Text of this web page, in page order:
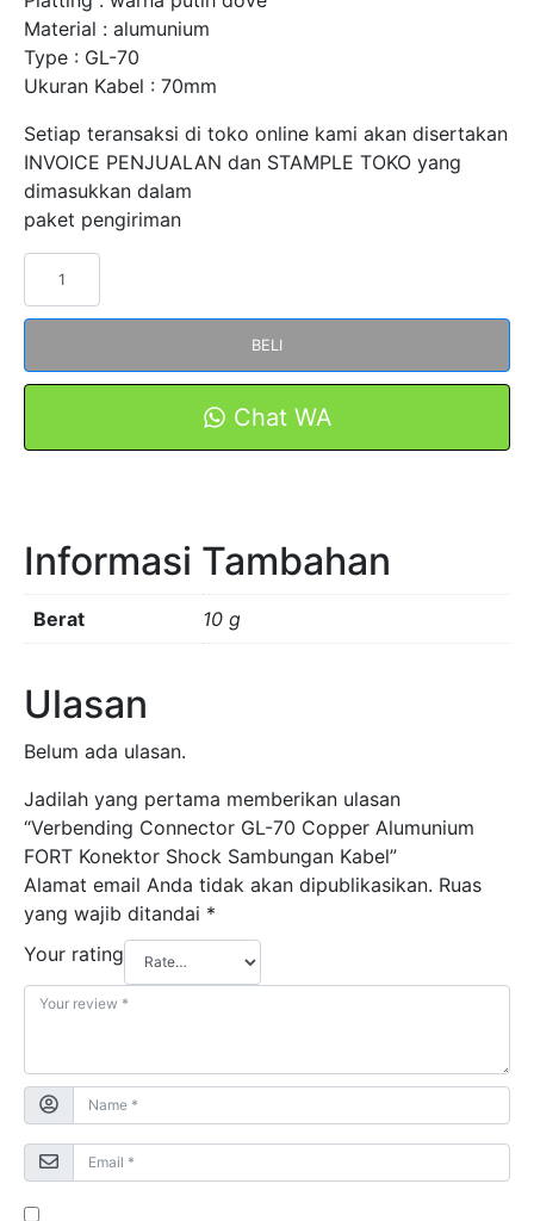
Material : alumunium
Type : GL-70
Ukuran Kabel : 70mm
Setiap teransaksi di toko online kami akan disertakan
INVOICE PENJUALAN dan STAMPLE TOKO yang
dimasukkan dalam
paket pengiriman
Connector
70
Sambungan
Kabel
BELI
Chat WA
Informasi Tambahan
Berat 10 g
Ulasan
Belum ada ulasan.
Jadilah yang pertama memberikan ulasan
“Verbending Connector GL-70 Copper Alumunium
FORT Konektor Shock Sambungan Kabel”
Alamat email Anda tidak akan dipublikasikan. Ruas
yang wajib ditandai *
Your rating